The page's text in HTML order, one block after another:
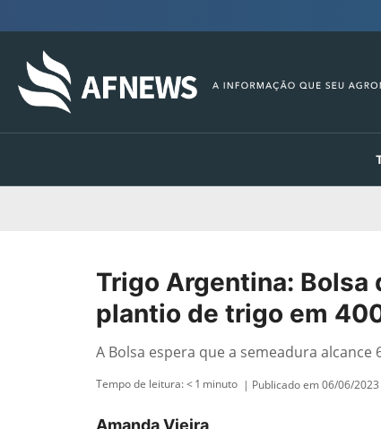
Trigo Argentina: Bolsa
plantio de trigo em
A Bolsa espera que a semeadura
Tempo de leitura:< 1 minuto | Publicado em 06/06/
Amanda Vieira